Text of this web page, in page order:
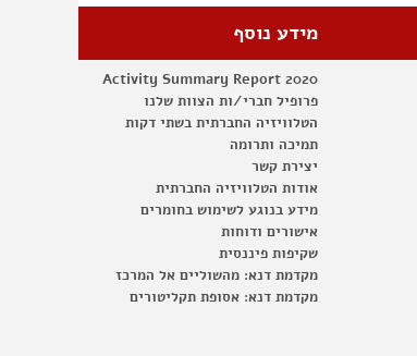
מידע נוסף
Activity Summary Report 2020
פרופיל חברי/ות הצוות שלנו
הטלוויזיה החברתית בשתי דקות
תמיכה ותרומה
יצירת קשר
אודות הטלוויזיה החברתית
מידע בנוגע לשימוש בחומרים
אישורים ודוחות
שקיפות פיננסית
מקדמת דנא: מהשוליים אל המרכז
מקדמת דנא: אסופת תקליטורים